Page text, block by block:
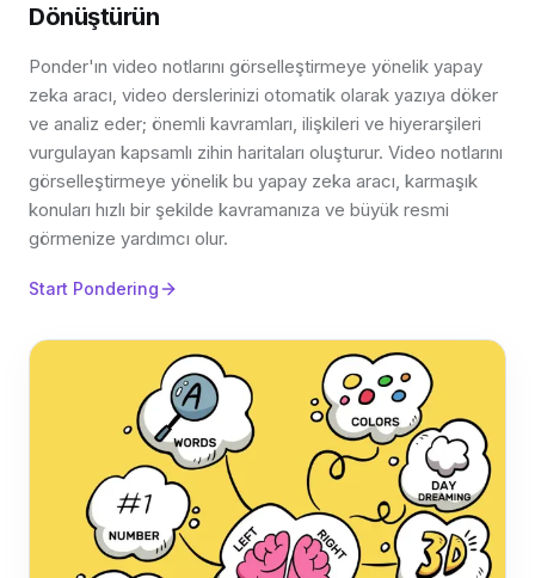
Dönüştürün
Ponder'ın video notlarını görselleştirmeye yönelik yapay
zeka aracı, video derslerinizi otomatik olarak yazıya döker
ve analiz eder; önemli kavramları, ilişkileri ve hiyerarşileri
vurgulayan kapsamlı zihin haritaları oluşturur. Video notlarını
görselleştirmeye yönelik bu yapay zeka aracı, karmaşık
konuları hızlı bir şekilde kavramanıza ve büyük resmi
görmenize yardımcı olur.
Start Pondering